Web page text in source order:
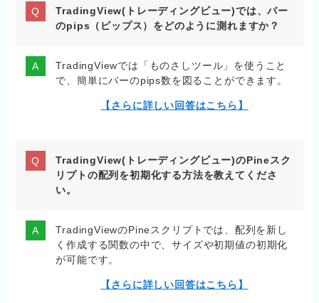
TradingView(トレーディングビュー)では、バー
のpips（ピップス）をどのように測れますか？
TradingViewでは「ものさしツール」を使うこと
で、簡単にバーのpips数を図ることができます。
【さらに詳しい回答はこちら】
TradingView(トレーディングビュー)のPineスク
リプトの配列を初期化する方法を教えてくださ
い。
TradingViewのPineスクリプトでは、配列を新し
く作成する関数の中で、サイズや初期値の初期化
が可能です。
【さらに詳しい回答はこちら】